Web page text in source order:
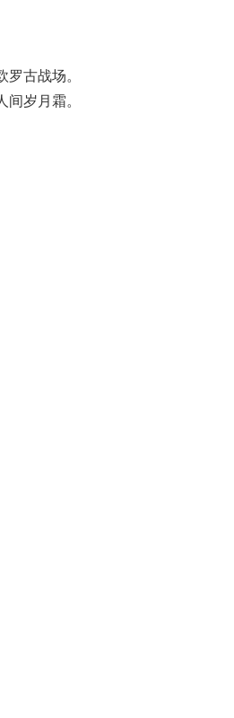
古战场。
岁月霜。